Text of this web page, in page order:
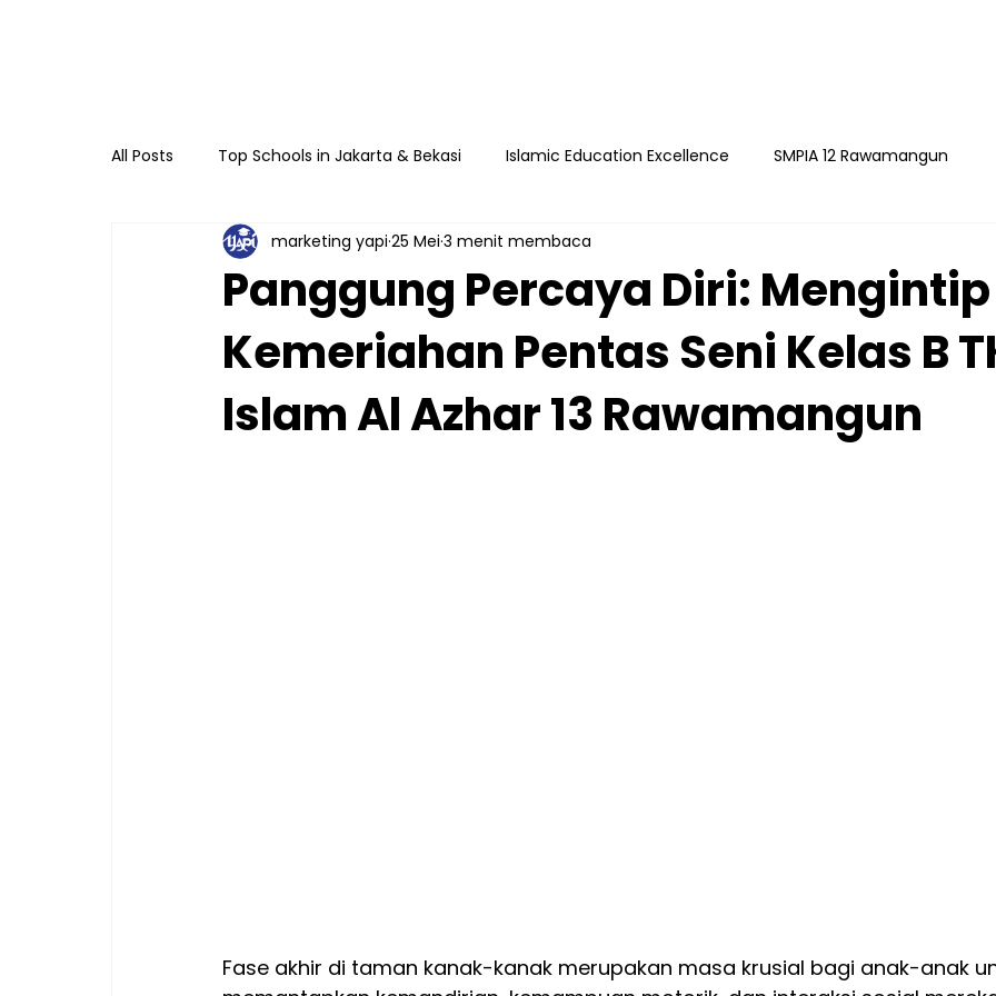
All Posts Top Schools in Jakarta & Bekasi Islamic Education Excellence SMPIA 12 Rawamangun
TKIA 13 Rawamangun SDIA 13 Rawamangun YAPI
Raudhatul Athfal Sakinah SMAIA 33 Jatimakmur
Panggung Percaya Diri: Mengintip
Kemeriahan Pentas Seni Kelas B
Islam Al Azhar 13 Rawamangun
marketing yapi 25 Mei 3 menit membaca
Fase akhir di taman kanak-kanak merupakan masa krusial bagi anak-anak